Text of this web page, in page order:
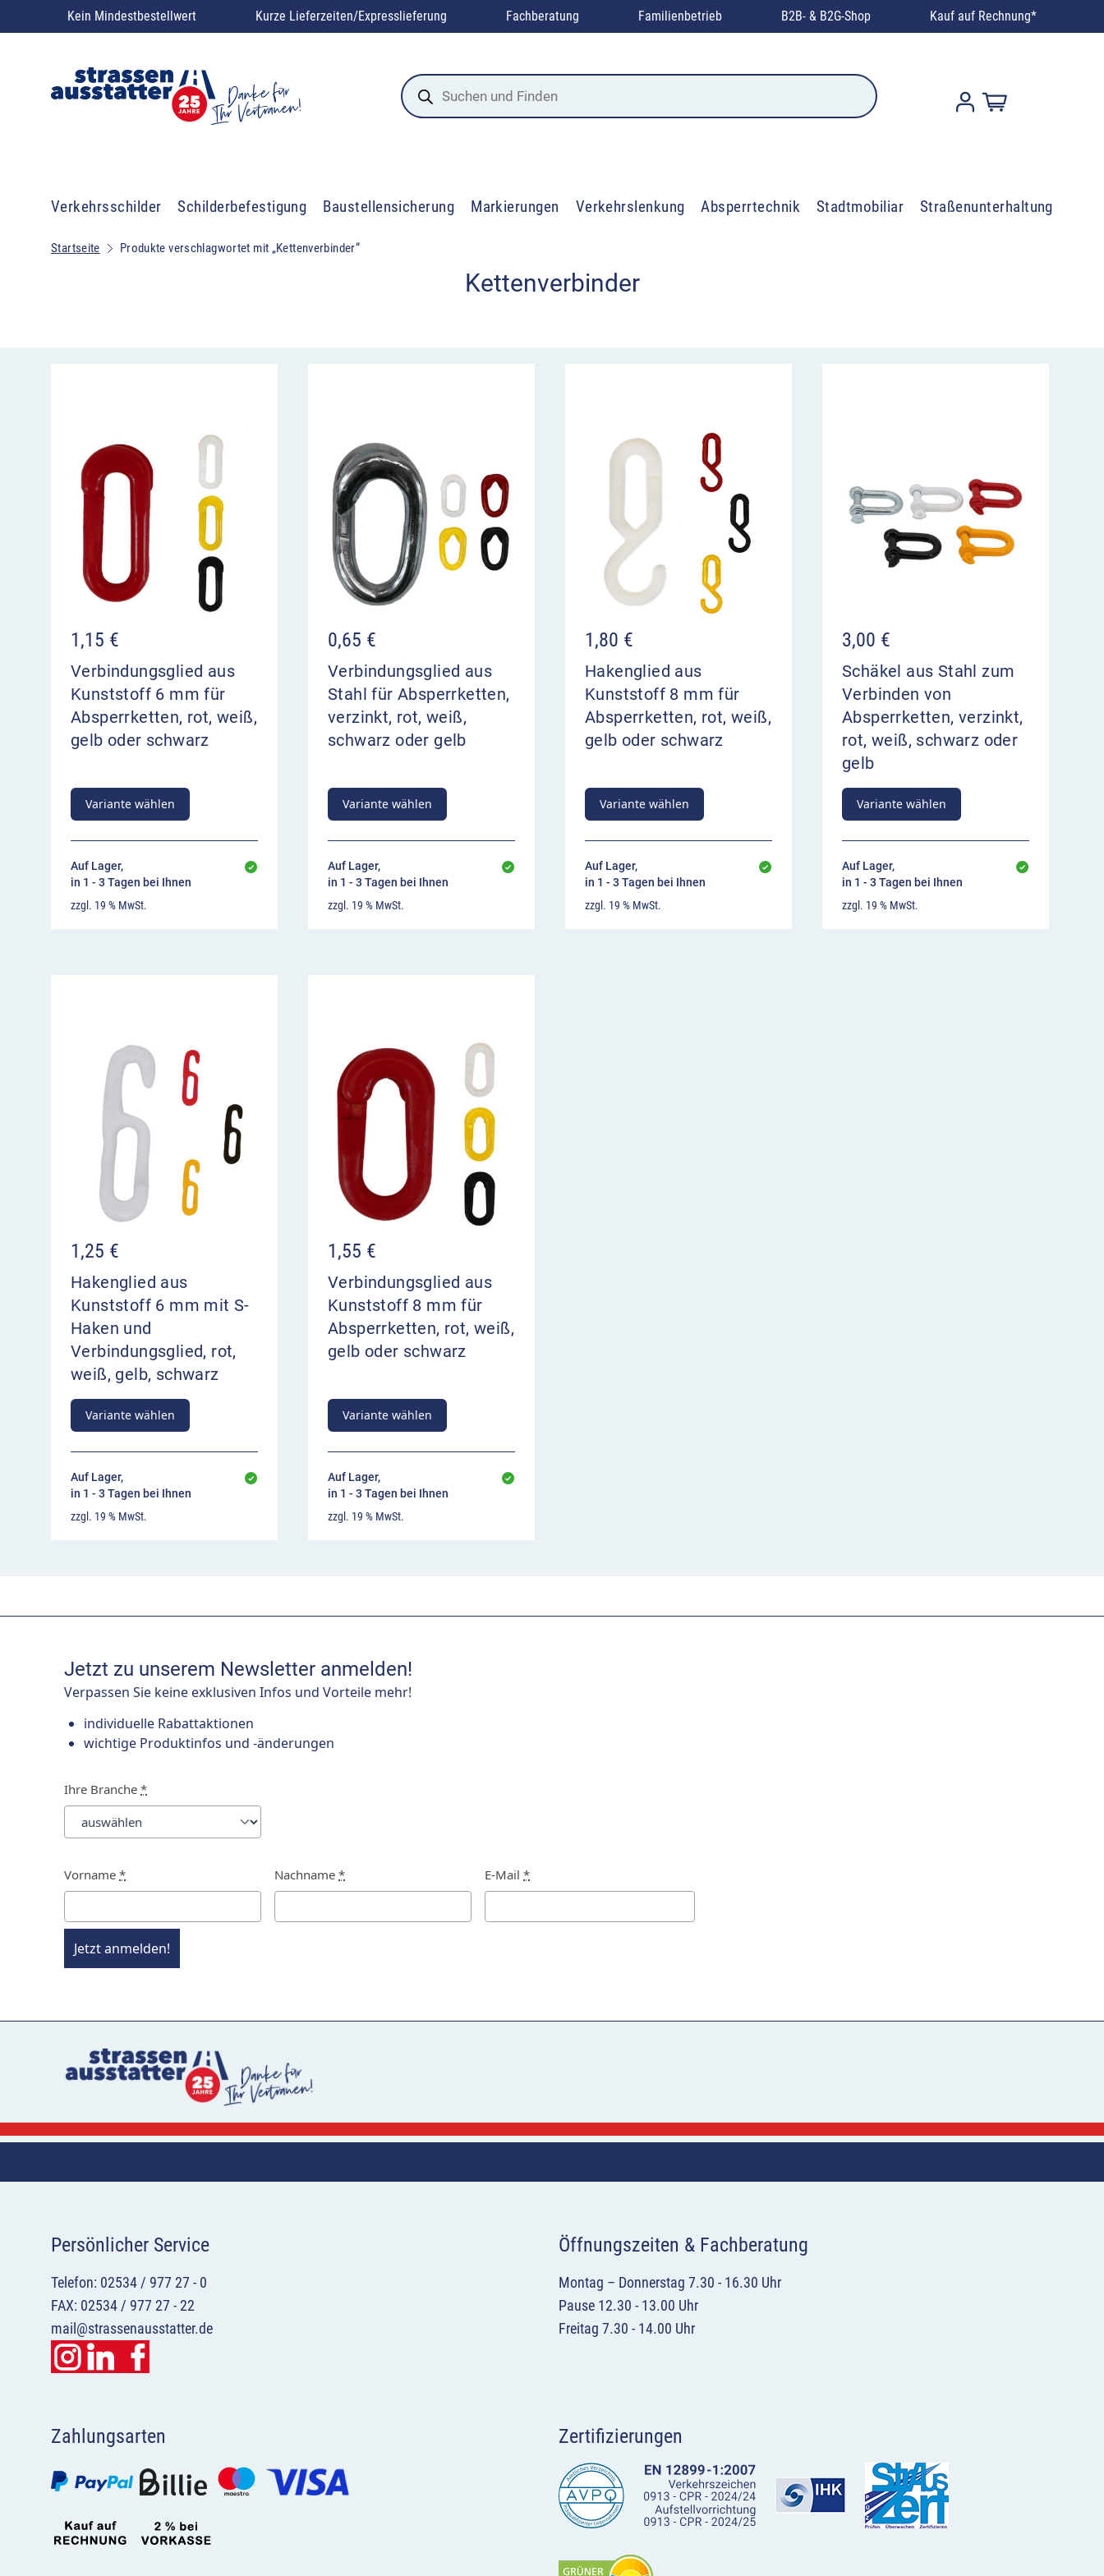
Kein Mindestbestellwert Kurze Lieferzeiten/Expresslieferung Fachberatung Familienbetrieb B2B- & B2G-Shop Kauf auf Rechnung*
Products
search
Verkehrsschilder Schilderbefestigung Baustellensicherung Markierungen Verkehrslenkung Absperrtechnik Stadtmobiliar Straßenunterhaltung
Startseite Produkte verschlagwortet mit „Kettenverbinder“
Kettenverbinder
1,15 €
Verbindungsglied aus
Kunststoff 6 mm für
Absperrketten, rot, weiß,
gelb oder schwarz
Variante wählen
Auf Lager,
in 1 - 3 Tagen bei Ihnen
zzgl. 19 % MwSt.
0,65 €
Verbindungsglied aus
Stahl für Absperrketten,
verzinkt, rot, weiß,
schwarz oder gelb
Variante wählen
Auf Lager,
in 1 - 3 Tagen bei Ihnen
zzgl. 19 % MwSt.
1,80 €
Hakenglied aus
Kunststoff 8 mm für
Absperrketten, rot, weiß,
gelb oder schwarz
Variante wählen
Auf Lager,
in 1 - 3 Tagen bei Ihnen
zzgl. 19 % MwSt.
3,00 €
Schäkel aus Stahl zum
Verbinden von
Absperrketten, verzinkt,
rot, weiß, schwarz oder
gelb
Variante wählen
Auf Lager,
in 1 - 3 Tagen bei Ihnen
zzgl. 19 % MwSt.
1,25 €
Hakenglied aus
Kunststoff 6 mm mit S-
Haken und
Verbindungsglied, rot,
weiß, gelb, schwarz
Variante wählen
Auf Lager,
in 1 - 3 Tagen bei Ihnen
zzgl. 19 % MwSt.
1,55 €
Verbindungsglied aus
Kunststoff 8 mm für
Absperrketten, rot, weiß,
gelb oder schwarz
Variante wählen
Auf Lager,
in 1 - 3 Tagen bei Ihnen
zzgl. 19 % MwSt.
Jetzt zu unserem Newsletter anmelden!
Verpassen Sie keine exklusiven Infos und Vorteile mehr!
individuelle Rabattaktionen
wichtige Produktinfos und -änderungen
Ihre Branche *
Vorname * Nachname * E-Mail *
Jetzt anmelden!
Persönlicher Service
Telefon: 02534 / 977 27 - 0
FAX: 02534 / 977 27 - 22
mail@strassenausstatter.de
Öffnungszeiten & Fachberatung
Montag – Donnerstag 7.30 - 16.30 Uhr
Pause 12.30 - 13.00 Uhr
Freitag 7.30 - 14.00 Uhr
Zahlungsarten Zertifizierungen